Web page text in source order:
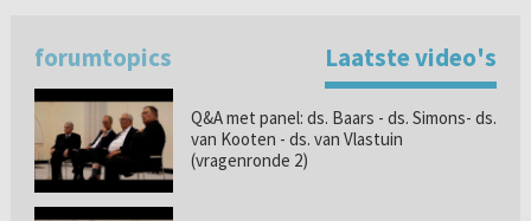
forumtopics Laatste video's
Q&A met panel: ds. Baars - ds. Simons- ds.
van Kooten - ds. van Vlastuin
(vragenronde 2)